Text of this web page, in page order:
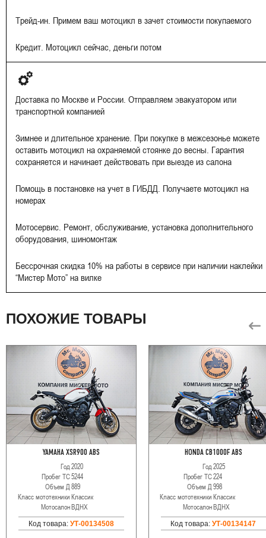
Трейд-ин. Примем ваш мотоцикл в зачет стоимости покупаемого
Кредит. Мотоцикл сейчас, деньги потом
Доставка по Москве и России. Отправляем эвакуатором или
транспортной компанией
Зимнее и длительное хранение. При покупке в межсезонье можете
оставить мотоцикл на охраняемой стоянке до весны. Гарантия
сохраняется и начинает действовать при выезде из салона
Помощь в постановке на учет в ГИБДД. Получаете мотоцикл на
номерах
Мотосервис. Ремонт, обслуживание, установка дополнительного
оборудования, шиномонтаж
Бессрочная скидка 10% на работы в сервисе при наличии наклейки
“Мистер Мото” на вилке
ПОХОЖИЕ ТОВАРЫ
YAMAHA XSR900 ABS
Год2020
Пробег ТС5244
Объем Д889
Класс мототехникиКлассик
МотосалонВДНХ
Код товара: УТ-00134508
HONDA CB1000F ABS
Год2025
Пробег ТС224
Объем Д998
Класс мототехники Классик
МотосалонВДНХ
Код товара:УТ-00134147